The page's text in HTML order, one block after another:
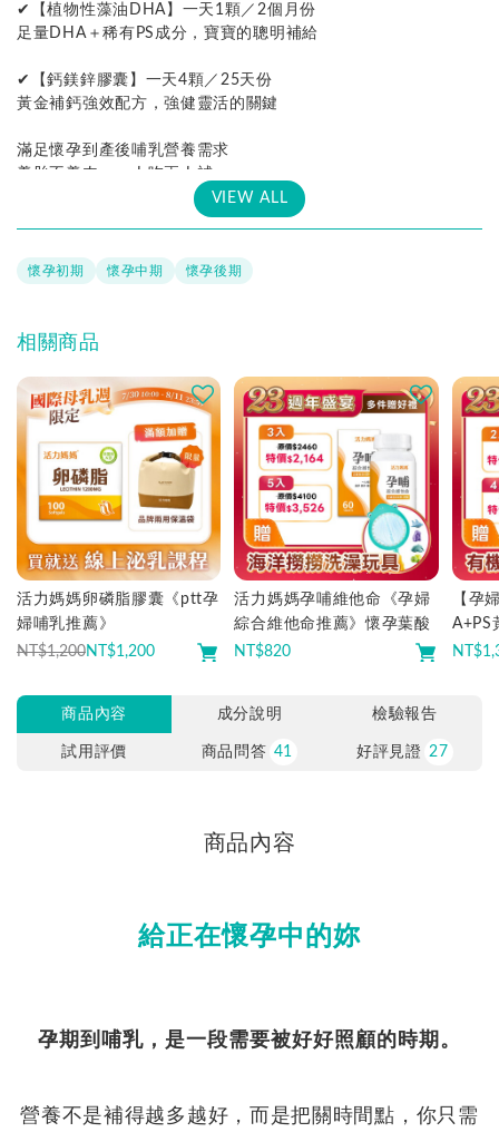
✔【植物性藻油DHA】一天1顆／2個月份
足量DHA＋稀有PS成分，寶寶的聰明補給
✔【鈣鎂鋅膠囊】一天4顆／25天份
黃金補鈣強效配方，強健靈活的關鍵
滿足懷孕到產後哺乳營養需求
養胎不養肉，一人吃兩人補
VIEW ALL
懷孕初期 懷孕中期 懷孕後期
相關商品
活力媽媽卵磷脂膠囊《ptt孕
婦哺乳推薦》
NT$1,200NT$1,200
活力媽媽孕哺維他命《孕婦
綜合維他命推薦》懷孕葉酸
NT$820
【孕
A+PS
推薦
NT$
商品內容 成分說明 檢驗報告
試用評價 商品問答 41 好評見證 27
商品內容
給正在懷孕中的妳
孕期到哺乳，是一段需要被好好照顧的時期。
營養不是補得越多越好，而是把關時間點，你只需